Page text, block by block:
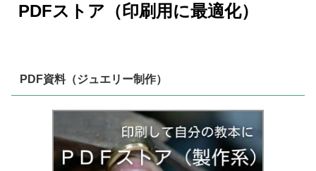
PDFストア（印刷用に最適化）
PDF資料（ジュエリー制作）